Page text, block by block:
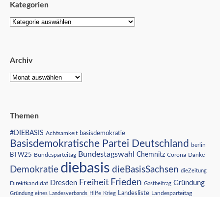
Kategorien
Archiv
Themen
#DIEBASIS Achtsamkeit basisdemokratie
Basisdemokratische Partei Deutschland berlin
BTW25 Bundesparteitag Bundestagswahl Chemnitz Corona Danke
Demokratie diebasis dieBasisSachsen dieZeitung
Direktkandidat Dresden Freiheit Frieden Gastbeitrag Gründung
Gründung eines Landesverbands Hilfe Krieg Landesliste Landesparteitag